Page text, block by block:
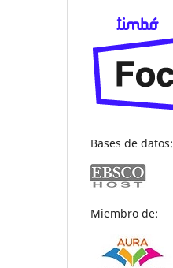
Bases de datos:
Miembro de: